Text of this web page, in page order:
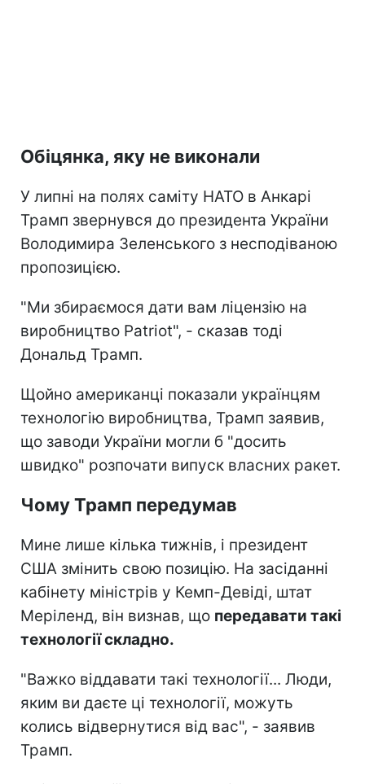
Обіцянка, яку не виконали
У липні на полях саміту НАТО в Анкарі
Трамп звернувся до президента України
Володимира Зеленського з несподіваною
пропозицією.
"Ми збираємося дати вам ліцензію на
виробництво Patriot", - сказав тоді
Дональд Трамп.
Щойно американці показали українцям
технологію виробництва, Трамп заявив,
що заводи України могли б "досить
швидко" розпочати випуск власних ракет.
Чому Трамп передумав
Мине лише кілька тижнів, і президент
США змінить свою позицію. На засіданні
кабінету міністрів у Кемп-Девіді, штат
Меріленд, він визнав, що передавати такі
технології складно.
"Важко віддавати такі технології... Люди,
яким ви даєте ці технології, можуть
колись відвернутися від вас", - заявив
Трамп.